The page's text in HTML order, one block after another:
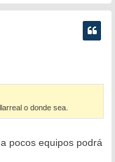
o donde sea.
pocos equipos podrá